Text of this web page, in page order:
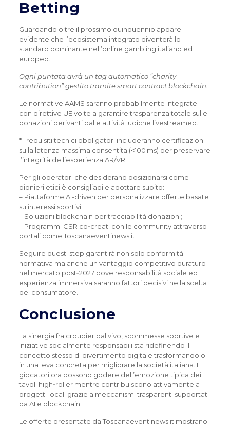
Betting
Guardando oltre il prossimo quinquennio appare
evidente che l’ecosistema integrato diventerà lo
standard dominante nell’online gambling italiano ed
europeo.
Ogni puntata avrà un tag automatico “charity
contribution” gestito tramite smart contract blockchain.
Le normative AAMS saranno probabilmente integrate
con direttive UE volte a garantire trasparenza totale sulle
donazioni derivanti dalle attività ludiche livestreamed.
* I requisiti tecnici obbligatori includeranno certificazioni
sulla latenza massima consentita (<100 ms) per preservare
l’integrità dell’esperienza AR/VR.
Per gli operatori che desiderano posizionarsi come
pionieri etici è consigliabile adottare subito:
– Piattaforme AI-driven per personalizzare offerte basate
su interessi sportivi;
– Soluzioni blockchain per tracciabilità donazioni;
– Programmi CSR co‑creati con le community attraverso
portali come Toscanaeventinews.it.
Seguire questi step garantirà non solo conformità
normativa ma anche un vantaggio competitivo duraturo
nel mercato post‑2027 dove responsabilità sociale ed
esperienza immersiva saranno fattori decisivi nella scelta
del consumatore.
Conclusione
La sinergia fra croupier dal vivo, scommesse sportive e
iniziative socialmente responsabili sta ridefinendo il
concetto stesso di divertimento digitale trasformandolo
in una leva concreta per migliorare la società italiana. I
giocatori ora possono godere dell’emozione tipica dei
tavoli high‑roller mentre contribuiscono attivamente a
progetti locali grazie a meccanismi trasparenti supportati
da AI e blockchain.
Le offerte presentate da Toscanaeventinews.it mostrano